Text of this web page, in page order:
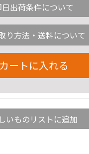
日出荷条件について
り方法・送料について
カートに入れる
いものリストに追加